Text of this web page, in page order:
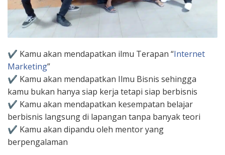
✔ Kamu akan mendapatkan ilmu Terapan “Internet
Marketing”
✔ Kamu akan mendapatkan Ilmu Bisnis sehingga
kamu bukan hanya siap kerja tetapi siap berbisnis
✔ Kamu akan mendapatkan kesempatan belajar
berbisnis langsung di lapangan tanpa banyak teori
✔ Kamu akan dipandu oleh mentor yang
berpengalaman